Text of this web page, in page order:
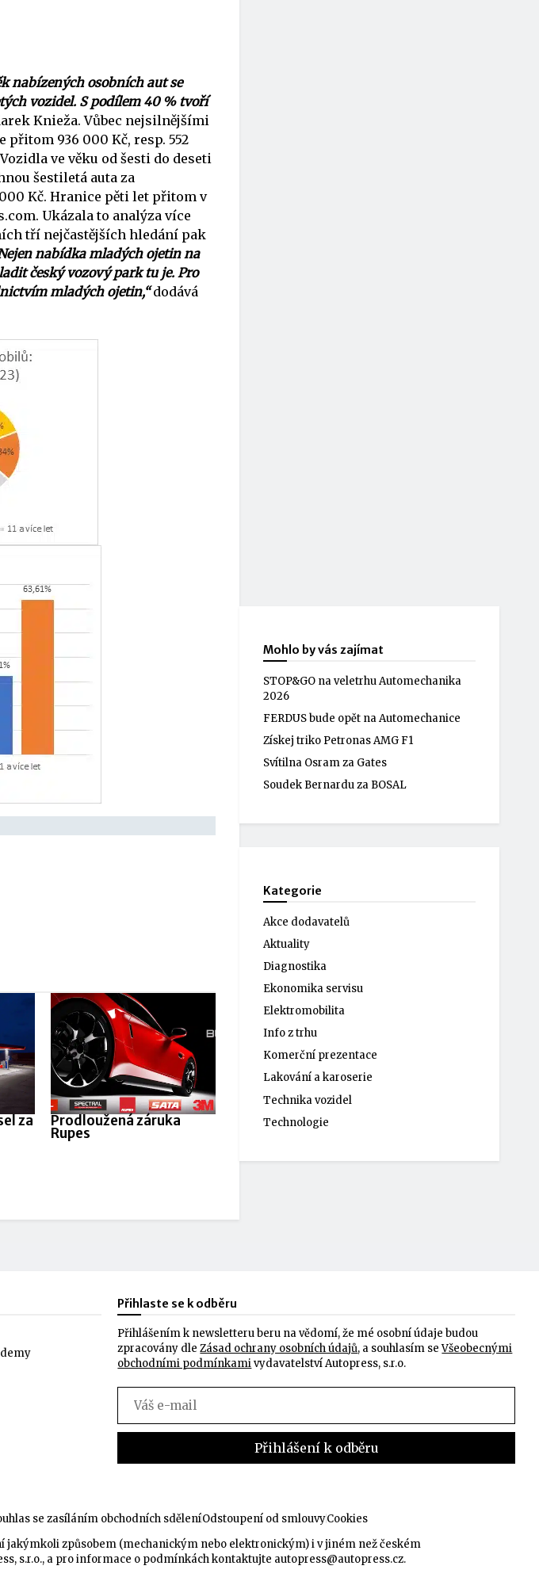
nabízených osobních aut se
vozidel. S podílem 40 % tvoří
Knieža. Vůbec nejsilnějšími
936 000 Kč, resp. 552
ve věku od šesti do deseti
šestiletá auta za
Kč. Hranice pěti let přitom v
Ukázala to analýza více
tří nejčastějších hledání pak
nabídka mladých ojetin na
český vozový park tu je. Pro
mladých ojetin,“dodává
za Prodloužená záruka
Rupes
Mohlo by vás zajímat
STOP&GO na veletrhu Automechanika
2026
FERDUS bude opět na Automechanice
Získej triko Petronas AMG F1
Svítilna Osram za Gates
Soudek Bernardu za BOSAL
Kategorie
Akce dodavatelů
Aktuality
Diagnostika
Ekonomika servisu
Elektromobilita
Info z trhu
Komerční prezentace
Lakování a karoserie
Technika vozidel
Technologie
Přihlaste se k odběru
Přihlášením k newsletteru beru na vědomí, že mé osobní údaje budou
zpracovány dleZásad ochrany osobních údajů, a souhlasím seVšeobecnými
obchodními podmínkamivydavatelství Autopress, s.r.o.
se zasíláním obchodních sděleníOdstoupení od smlouvyCookies
jakýmkoli způsobem (mechanickým nebo elektronickým) i v jiném než českém
s.r.o., a pro informace o podmínkách kontaktujte autopress@autopress.cz.